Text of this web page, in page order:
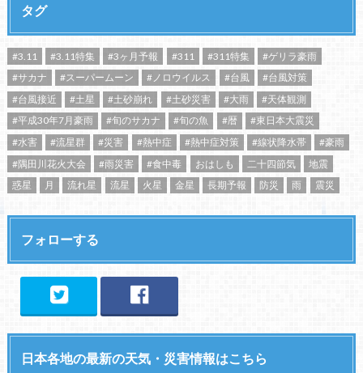
タグ
#3.11 #3.11特集 #3ヶ月予報 #311 #311特集
#ゲリラ豪雨
#サカナ
#スーパームーン #ノロウイルス #台風
#台風対策
#台風接近
#土星 #土砂崩れ #土砂災害 #大雨
#天体観測
#平成30年7月豪雨
#旬のサカナ #旬の魚 #暦
#東日本大震災
#水害
#流星群 #災害 #熱中症 #熱中症対策 #線状降水帯
#豪雨
#隅田川花火大会
#雨災害 #食中毒 おはしも 二十四節気
地震
惑星
月 流れ星 流星 火星 金星 長期予報 防災 雨 震災
フォローする
日本各地の最新の天気・災害情報はこちら